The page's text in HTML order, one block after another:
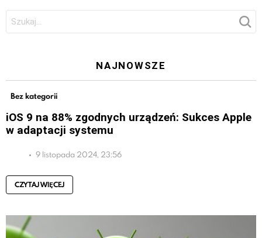
NAJNOWSZE
Bez kategorii
iOS 9 na 88% zgodnych urządzeń: Sukces Apple
w adaptacji systemu
9 listopada 2024, 23:56
CZYTAJ WIĘCEJ